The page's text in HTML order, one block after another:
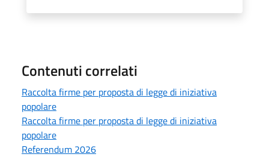
Contenuti correlati
Raccolta firme per proposta di legge di iniziativa
popolare
Raccolta firme per proposta di legge di iniziativa
popolare
Referendum 2026